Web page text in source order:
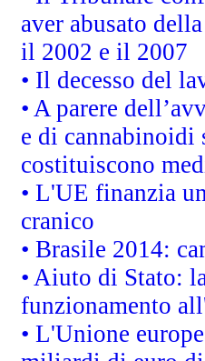
aver abusato
il 2002 e il 2007
• Il decesso del
• A parere
e di
costituiscono
• L'UE finanzia
cranico
• Brasile 2014:
• Aiuto di Stato:
funzionamento
• L'Unione